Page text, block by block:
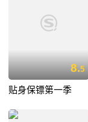
8.5
贴身保镖第一季